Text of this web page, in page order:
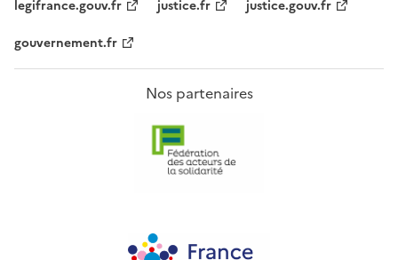
legifrance.gouv.fr justice.fr
justice.gouv.fr
gouvernement.fr
Nos partenaires